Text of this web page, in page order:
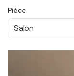
Pièce
Salon